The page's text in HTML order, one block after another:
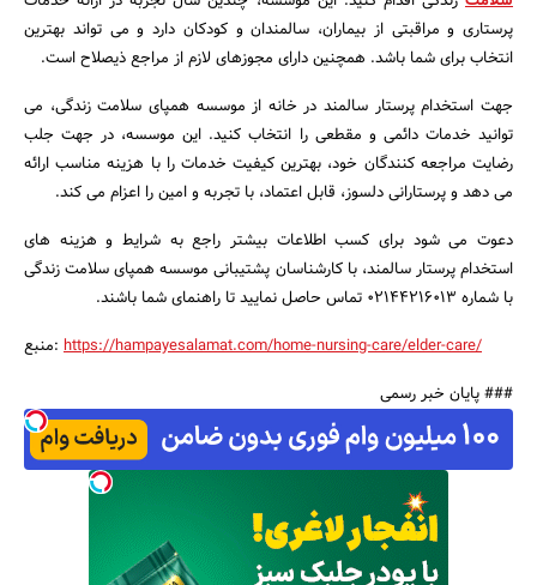
پرستاری و مراقبتی از بیماران، سالمندان و کودکان دارد و می تواند بهترین
انتخاب برای شما باشد. همچنین دارای مجوزهای لازم از مراجع ذیصلاح است.
جهت استخدام پرستار سالمند در خانه از موسسه همپای سلامت زندگی، می
توانید خدمات دائمی و مقطعی را انتخاب کنید. این موسسه، در جهت جلب
رضایت مراجعه کنندگان خود، بهترین کیفیت خدمات را با هزینه مناسب ارائه
می دهد و پرستارانی دلسوز، قابل اعتماد، با تجربه و امین را اعزام می کند.
دعوت می شود برای کسب اطلاعات بیشتر راجع به شرایط و هزینه های
استخدام پرستار سالمند، با کارشناسان پشتیبانی موسسه همپای سلامت زندگی
با شماره 02144216013 تماس حاصل نمایید تا راهنمای شما باشند.
/https://hampayesalamat.com/home-nursing-care/elder-care
:منبع
### پایان خبر رسمی